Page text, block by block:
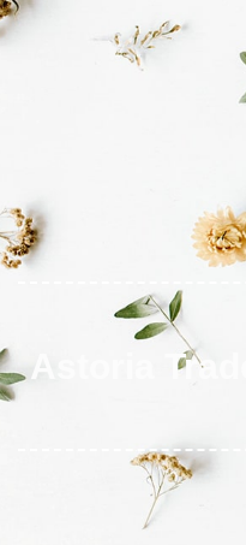
Astoria Trade